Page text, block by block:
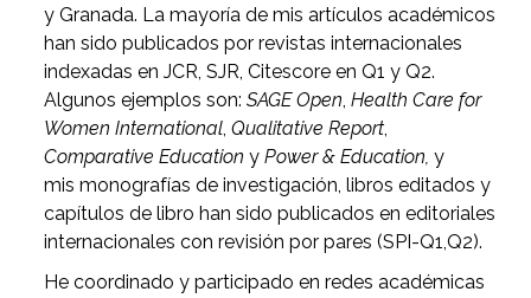
y Granada. La mayoría de mis artículos académicos
han sido publicados por revistas internacionales
indexadas en JCR, SJR, Citescore en Q1 y Q2.
Algunos ejemplos son:SAGE Open,Health Care for
Women International,Qualitative Report,
Comparative Education yPower & Education,y
mis monografías de investigación, libros editados y
capítulos de libro han sido publicados en editoriales
internacionales con revisión por pares (SPI-Q1,Q2).
He coordinado y participado en redes académicas